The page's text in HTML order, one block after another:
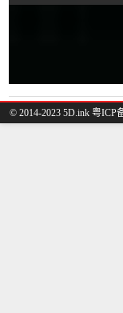
© 2014-2023 5D.ink 粤ICP